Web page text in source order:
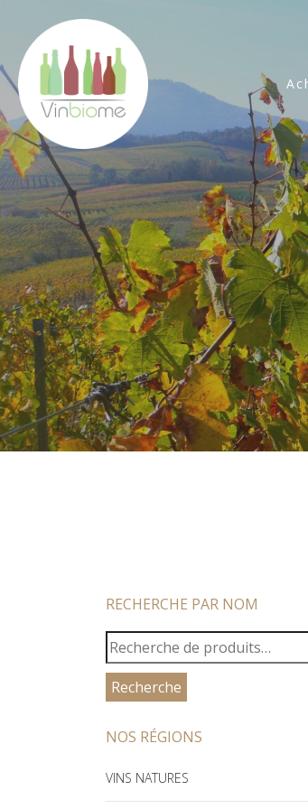
RECHERCHE PAR NOM
RECHERCHE
POUR :
Recherche
NOS RÉGIONS
VINS NATURES